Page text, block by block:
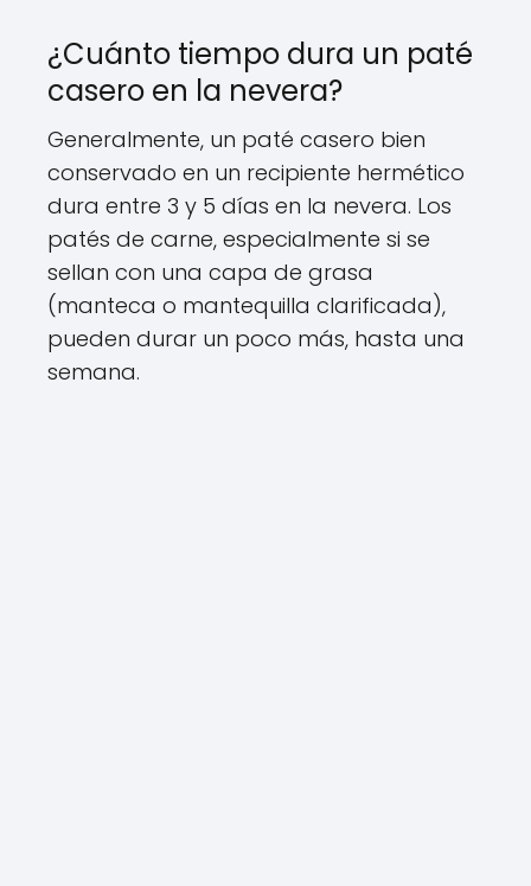
¿Cuánto tiempo dura un paté
casero en la nevera?
Generalmente, un paté casero bien
conservado en un recipiente hermético
dura entre 3 y 5 días en la nevera. Los
patés de carne, especialmente si se
sellan con una capa de grasa
(manteca o mantequilla clarificada),
pueden durar un poco más, hasta una
semana.